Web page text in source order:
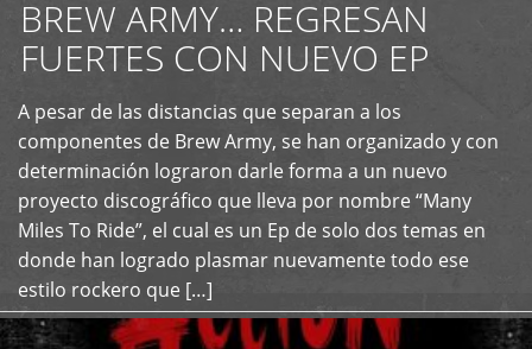
BREW ARMY… REGRESAN
FUERTES CON NUEVO EP
A pesar de las distancias que separan a los
componentes de Brew Army, se han organizado y con
determinación lograron darle forma a un nuevo
proyecto discográfico que lleva por nombre “Many
Miles To Ride”, el cual es un Ep de solo dos temas en
donde han logrado plasmar nuevamente todo ese
estilo rockero que […]
+